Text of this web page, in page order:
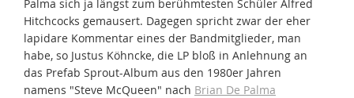
Palma sich ja längst zum berühmtesten Schüler Alfred
Hitchcocks gemausert. Dagegen spricht zwar der eher
lapidare Kommentar eines der Bandmitglieder, man
habe, so Justus Köhncke, die LP bloß in Anlehnung an
das Prefab Sprout-Album aus den 1980er Jahren
namens "Steve McQueen" nach Brian De Palma